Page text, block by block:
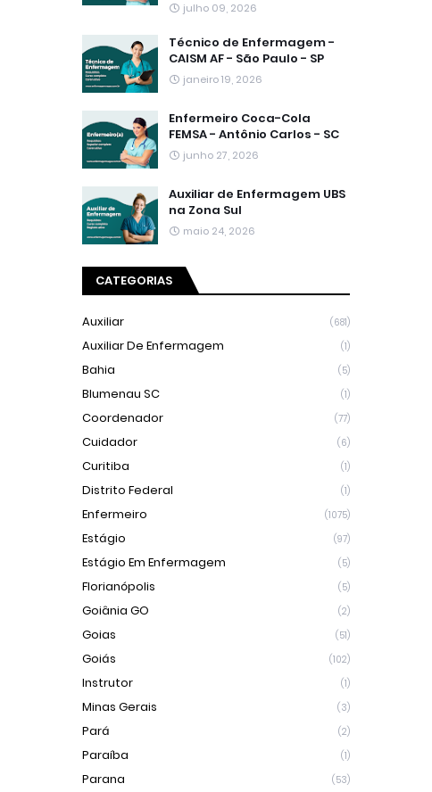
julho 09, 2026
Técnico de Enfermagem -
CAISM AF - São Paulo - SP
janeiro 19, 2026
Enfermeiro Coca-Cola
FEMSA - Antônio Carlos - SC
junho 27, 2026
Auxiliar de Enfermagem UBS
na Zona Sul
maio 24, 2026
CATEGORIAS
Auxiliar (681)
Auxiliar De Enfermagem (1)
Bahia (5)
Blumenau SC (1)
Coordenador (77)
Cuidador (6)
Curitiba (1)
Distrito Federal (1)
Enfermeiro (1075)
Estágio (97)
Estágio Em Enfermagem (5)
Florianópolis (5)
Goiânia GO (2)
Goias (51)
Goiás (102)
Instrutor (1)
Minas Gerais (3)
Pará (2)
Paraíba (1)
Parana (53)